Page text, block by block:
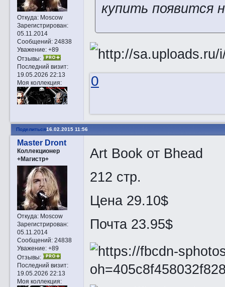
Откуда:Moscow
Зарегистрирован:
05.11.2014
Сообщений:24838
Уважение: +89
Отзывы:
Последний визит:
19.05.2026 22:13
Моя коллекция:
купить появится
0
Поделиться16.02.2015 11:56
Master Dront
Коллекционер
+Магистр+
Откуда:Moscow
Зарегистрирован:
05.11.2014
Сообщений:24838
Уважение: +89
Отзывы:
Последний визит:
19.05.2026 22:13
Моя коллекция:
Art Book от Bhead
212 стр.
Цена 29.10$
Почта 23.95$